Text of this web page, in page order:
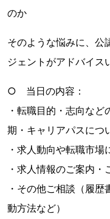
のか
そのような悩みに、公
ジェントがアドバイス
○ 当日の内容：
・転職目的・志向な
期・キャリアパスにつ
・求人動向や転職市
・求人情報のご案内・
・その他ご相談（履
動方法など）